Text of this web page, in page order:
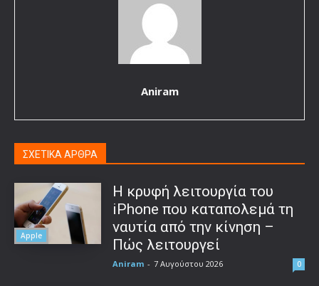
Aniram
ΣΧΕΤΙΚΑ ΑΡΘΡΑ
Apple
Η κρυφή λειτουργία του
iPhone που καταπολεμά τη
ναυτία από την κίνηση –
Πώς λειτουργεί
Aniram - 7 Αυγούστου 2026 0